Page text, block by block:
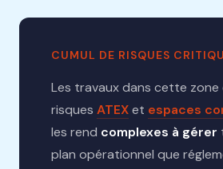
CUMUL DE RISQUES
Les travaux dans cette zone
risques ATEXet espaces
les rend complexes à gérer
plan opérationnel que